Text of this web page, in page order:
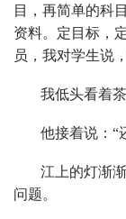
目，再简单的科
资料。定目标，
员，我对学生说
我低头看着
他接着说：“
江上的灯渐
问题。